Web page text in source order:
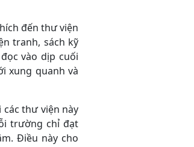
đến thư viện
tranh, sách kỹ
vào dịp cuối
xung quanh và
thư viện này
trường chỉ đạt
Điều này cho